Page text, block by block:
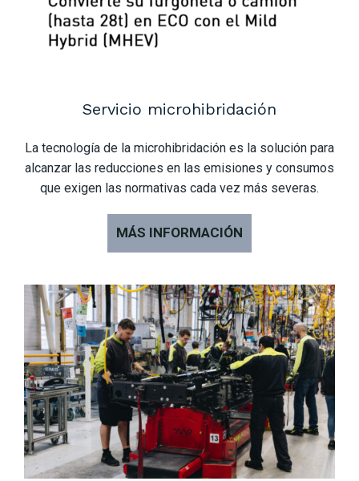
Servicio microhibridación
La tecnología de la microhibridación es la solución para
alcanzar las reducciones en las emisiones y consumos
que exigen las normativas cada vez más severas.
MÁS INFORMACIÓN